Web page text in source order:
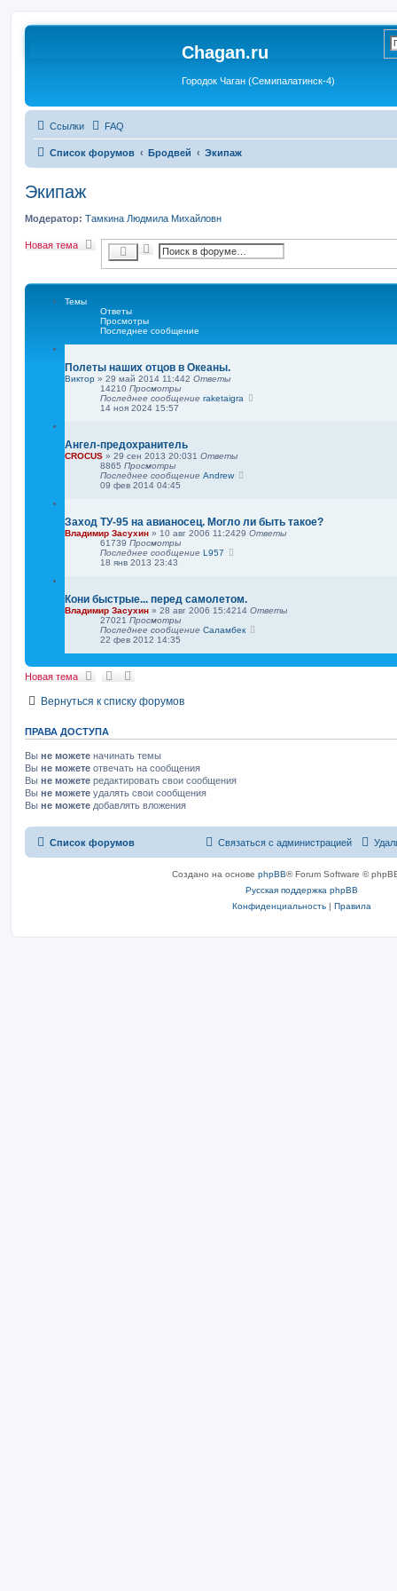
Chagan.ru
Городок Чаган (Семипалатинск-4)
Ссылки FAQ
Список форумов Бродвей Экипаж
Экипаж
Модератор: Тамкина Людмила Михайловн
Новая тема
о
и
с
с
н
ы
п
о
и
с
к
Темы
Ответы
Просмотры
Последнее сообщение
Полеты наших отцов в Океаны.
Виктор » 29 май 2014 11:442 Ответы
14210 Просмотры
Последнее сообщение raketaigra
14 ноя 2024 15:57
Ангел-предохранитель
CROCUS » 29 сен 2013 20:031 Ответы
8865 Просмотры
Последнее сообщение Andrew
09 фев 2014 04:45
Заход ТУ-95 на авианосец. Могло ли быть такое?
Владимир Засухин » 10 авг 2006 11:2429 Ответы
61739 Просмотры
Последнее сообщение L957
18 янв 2013 23:43
Кони быстрые... перед самолетом.
Владимир Засухин » 28 авг 2006 15:4214 Ответы
27021 Просмотры
Последнее сообщение Саламбек
22 фев 2012 14:35
Новая тема
Вернуться к списку форумов
ПРАВА ДОСТУПА
Вы не можете начинать темы
Вы не можете отвечать на сообщения
Вы не можете редактировать свои сообщения
Вы не можете удалять свои сообщения
Вы не можете добавлять вложения
Список форумов Связаться с администрацией
Создано на основе phpBB® Forum Software ©
Русская поддержка phpBB
Конфиденциальность | Правила